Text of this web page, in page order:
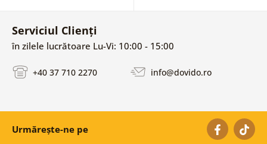
Serviciul Clienți
în zilele lucrătoare Lu-Vi: 10:00 - 15:00
+40 37 710 2270 info@dovido.ro
Urmărește-ne pe